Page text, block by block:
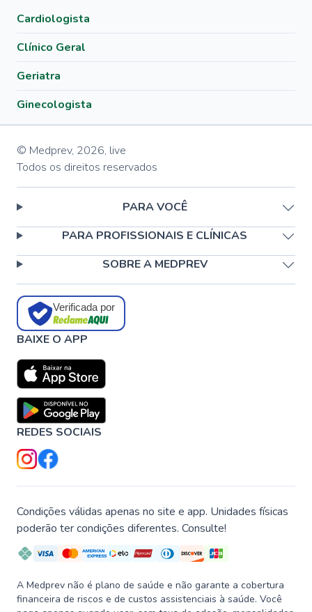
Cardiologista
Clínico Geral
Geriatra
Ginecologista
© Medprev, 2026, live
Todos os direitos reservados
PARA VOCÊ
PARA PROFISSIONAIS E CLÍNICAS
SOBRE A MEDPREV
Verificada por
BAIXE O APP
REDES SOCIAIS
Condições válidas apenas no site e app. Unidades físicas
poderão ter condições diferentes. Consulte!
A Medprev não é plano de saúde e não garante a cobertura
financeira de riscos e de custos assistenciais à saúde. Você